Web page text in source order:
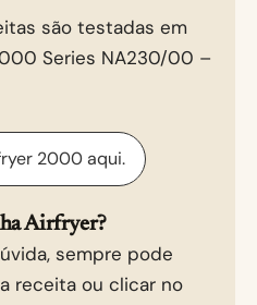
Series NA230/00 –
2000 aqui.
Airfryer?
receita ou clicar no